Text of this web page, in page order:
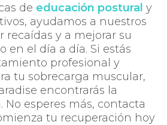
de educación postural y
ayudamos a nuestros
recaídas y a mejorar su
en el día a día. Si estás
profesional y
tu sobrecarga muscular,
encontrarás la
No esperes más, contacta
tu recuperación hoy